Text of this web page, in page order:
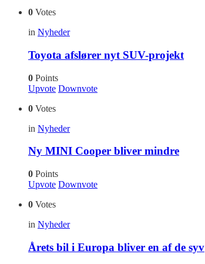
0 Votes
in Nyheder
Toyota afslører nyt SUV-projekt
0 Points
Upvote Downvote
0 Votes
in Nyheder
Ny MINI Cooper bliver mindre
0 Points
Upvote Downvote
0 Votes
in Nyheder
Årets bil i Europa bliver en af de syv